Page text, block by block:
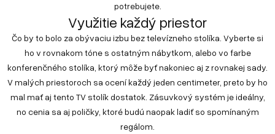
potrebujete.
Využitie každý priestor
Čo by to bolo za obývaciu izbu bez televízneho stolíka. Vyberte si
ho v rovnakom tóne s ostatným nábytkom, alebo vo farbe
konferenčného stolíka, ktorý môže byť nakoniec aj z rovnakej sady.
V malých priestoroch sa ocení každý jeden centimeter, preto by ho
mal mať aj tento TV stolík dostatok. Zásuvkový systém je ideálny,
no cenia sa aj poličky, ktoré budú naopak ladiť so spomínaným
regálom.